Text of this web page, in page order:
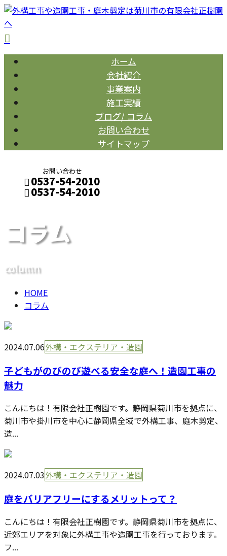
ホーム
会社紹介
事業案内
施工実績
ブログ/ コラム
お問い合わせ
サイトマップ
お問い合わせ
0537-54-2010
0537-54-2010
メールフォーム
コラム
column
HOME
コラム
2024.07.06外構・エクステリア・造園
子どもがのびのび遊べる安全な庭へ！造園工事の
魅力
こんにちは！有限会社正樹園です。静岡県菊川市を拠点に、
菊川市や掛川市を中心に静岡県全域で外構工事、庭木剪定、
造...
2024.07.03外構・エクステリア・造園
庭をバリアフリーにするメリットって？
こんにちは！有限会社正樹園です。静岡県菊川市を拠点に、
近郊エリアを対象に外構工事や造園工事を行っております。
フ...